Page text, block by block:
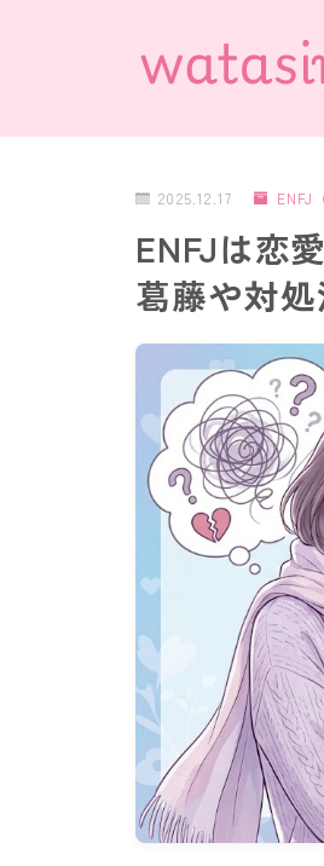
2025.12.17 ENFJ
ENFJは恋
葛藤や対処